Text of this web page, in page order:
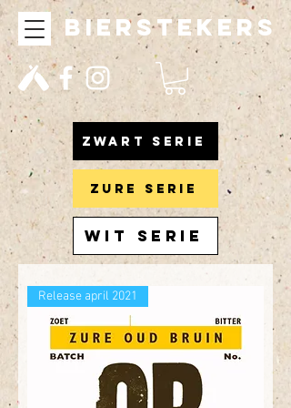
bierstekers
ZWART SERIE
ZURE SERIE
WIT SERIE
Release april 2021